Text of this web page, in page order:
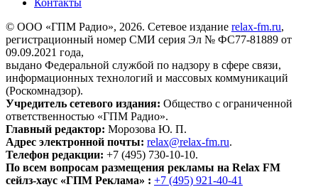
© ООО «ГПМ Радио», 2026. Сетевое издание relax-fm.ru,
регистрационный номер СМИ серия Эл № ФС77-81889 от
09.09.2021 года,
выдано Федеральной службой по надзору в сфере связи,
информационных технологий и массовых коммуникаций
(Роскомнадзор).
Учредитель сетевого издания: Общество с ограниченной
ответственностью «ГПМ Радио».
Главный редактор: Морозова Ю. П.
Адрес электронной почты: relax@relax-fm.ru.
Телефон редакции: +7 (495) 730-10-10.
По всем вопросам размещения рекламы на Relax FM
сейлз-хаус «ГПМ Реклама» : +7 (495) 921-40-41